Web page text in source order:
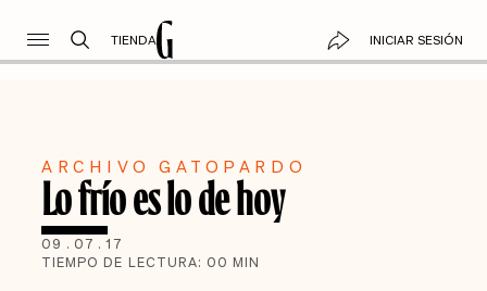
TIENDA INICIAR SESIÓN
ARCHIVO GATOPARDO
Lo frío es lo de hoy
09 . 07 . 17
TIEMPO DE LECTURA: 00 MIN